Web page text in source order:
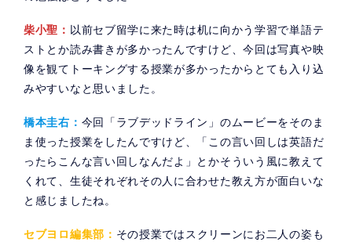
柴小聖： 以前セブ留学に来た時は机に向かう学習で単語テ
ストとか読み書きが多かったんですけど、今回は写真や映
像を観てトーキングする授業が多かったからとても入り込
みやすいなと思いました。
橋本圭右： 今回「ラブデッドライン」のムービーをそのま
ま使った授業をしたんですけど、「この言い回しは英語だ
ったらこんな言い回しなんだよ」とかそういう風に教えて
くれて、生徒それぞれその人に合わせた教え方が面白いな
と感じましたね。
セブヨロ編集部： その授業ではスクリーンにお二人の姿も